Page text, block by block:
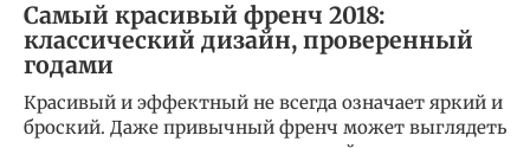
Самый красивый френч 2018:
классический дизайн, проверенный
годами
Красивый и эффектный не всегда означает яркий и
броский. Даже привычный френч может выглядеть